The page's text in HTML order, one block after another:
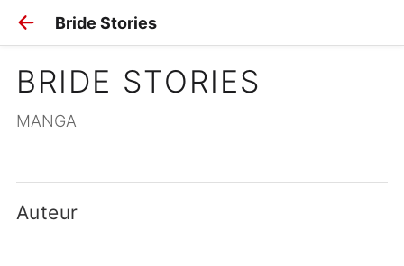
Bride Stories
BRIDE STORIES
MANGA
Auteur